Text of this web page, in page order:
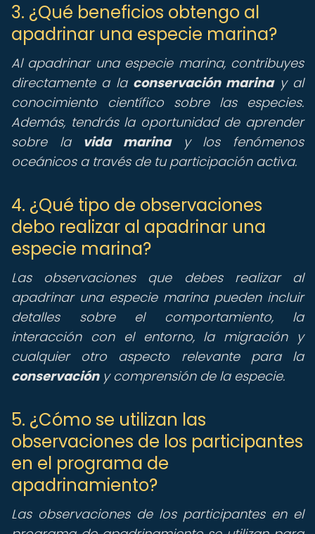
3. ¿Qué beneficios obtengo al
apadrinar una especie marina?
Al apadrinar una especie marina, contribuyes
directamente a la conservación marinay al
conocimiento científico sobre las especies.
Además, tendrás la oportunidad de aprender
sobre la vida marinay los fenómenos
oceánicos a través de tu participación activa.
4. ¿Qué tipo de observaciones
debo realizar al apadrinar una
especie marina?
Las observaciones que debes realizar al
apadrinar una especie marina pueden incluir
detalles sobre el comportamiento, la
interacción con el entorno, la migración y
cualquier otro aspecto relevante para la
conservacióny comprensión de la especie.
5. ¿Cómo se utilizan las
observaciones de los participantes
en el programa de
apadrinamiento?
Las observaciones de los participantes en el